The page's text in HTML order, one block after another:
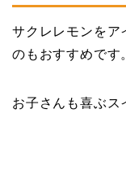
サクレレモンをア
のもおすすめです
お子さんも喜ぶス